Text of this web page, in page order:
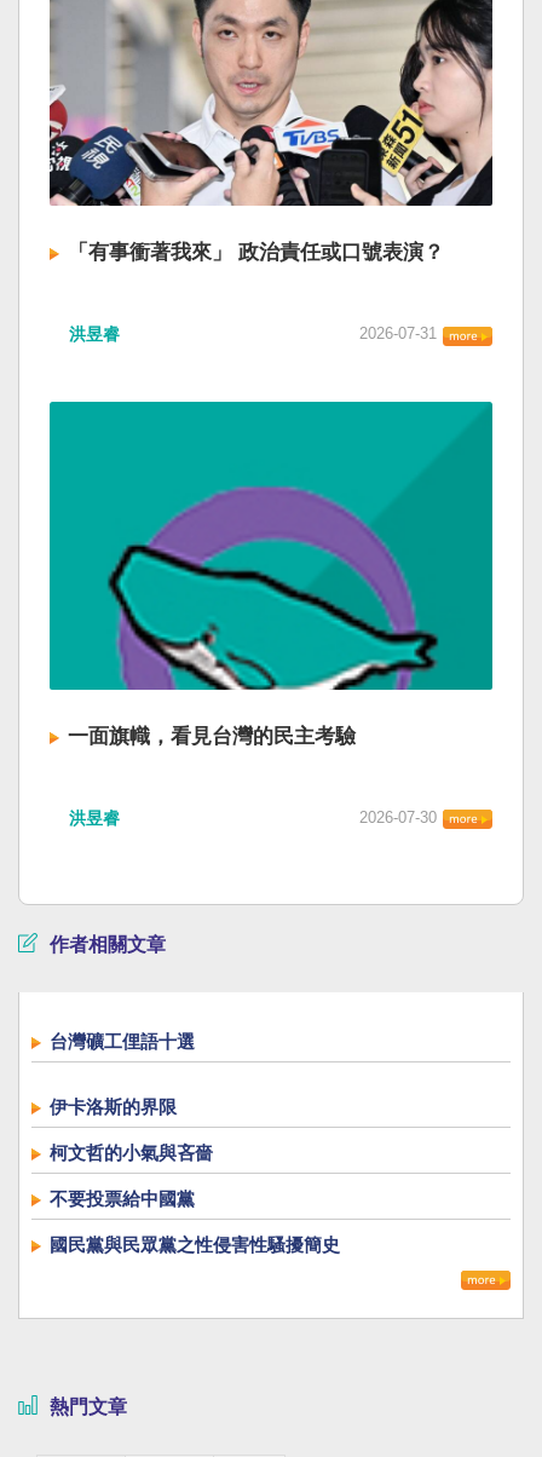
「有事衝著我來」 政治責任或口號表演？
洪昱睿 2026-07-31
一面旗幟，看見台灣的民主考驗
洪昱睿 2026-07-30
作者相關文章
台灣礦工俚語十選
伊卡洛斯的界限
柯文哲的小氣與吝嗇
不要投票給中國黨
國民黨與民眾黨之性侵害性騷擾簡史
熱門文章